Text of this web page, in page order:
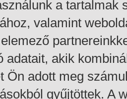
a tartalmak
valamint
adatait, akik
Ön adott meg
gyűjtöttek. A